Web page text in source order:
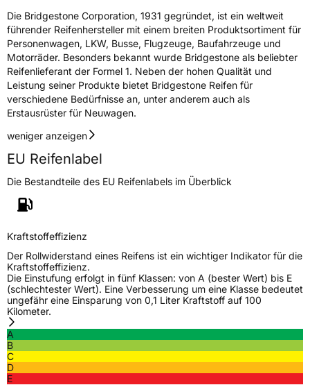
Die Bridgestone Corporation, 1931 gegründet, ist ein weltweit
führender Reifenhersteller mit einem breiten Produktsortiment für
Personenwagen, LKW, Busse, Flugzeuge, Baufahrzeuge und
Motorräder. Besonders bekannt wurde Bridgestone als beliebter
Reifenlieferant der Formel 1. Neben der hohen Qualität und
Leistung seiner Produkte bietet Bridgestone Reifen für
verschiedene Bedürfnisse an, unter anderem auch als
Erstausrüster für Neuwagen.
weniger anzeigen
EU Reifenlabel
Die Bestandteile des EU Reifenlabels im Überblick
Kraftstoffeffizienz
Der Rollwiderstand eines Reifens ist ein wichtiger Indikator für die
Kraftstoffeffizienz.
Die Einstufung erfolgt in fünf Klassen: von A (bester Wert) bis E
(schlechtester Wert). Eine Verbesserung um eine Klasse bedeutet
ungefähr eine Einsparung von 0,1 Liter Kraftstoff auf 100
Kilometer.
A
B
C
D
E